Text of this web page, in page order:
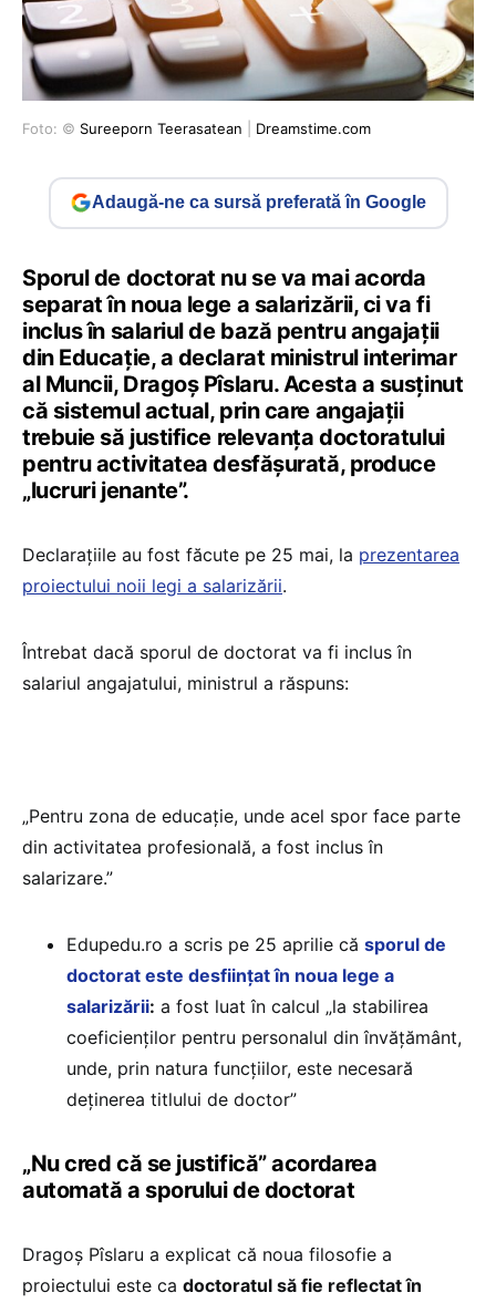
Foto: © Sureeporn Teerasatean Dreamstime.com
Adaugă-ne ca sursă preferată în Google
Sporul de doctorat nu se va mai acorda
separat în noua lege a salarizării, ci va fi
inclus în salariul de bază pentru angajații
din Educație, a declarat ministrul interimar
al Muncii, Dragoș Pîslaru. Acesta a susținut
că sistemul actual, prin care angajații
trebuie să justifice relevanța doctoratului
pentru activitatea desfășurată, produce
„lucruri jenante”.
Declarațiile au fost făcute pe 25 mai, la prezentarea
proiectului noii legi a salarizării.
Întrebat dacă sporul de doctorat va fi inclus în
salariul angajatului, ministrul a răspuns:
„Pentru zona de educație, unde acel spor face parte
din activitatea profesională, a fost inclus în
salarizare.”
Edupedu.ro a scris pe 25 aprilie că sporul de
doctorat este desființat în noua lege a
salarizării: a fost luat în calcul „la stabilirea
coeficienților pentru personalul din învățământ,
unde, prin natura funcțiilor, este necesară
deținerea titlului de doctor”
„Nu cred că se justifică” acordarea
automată a sporului de doctorat
Dragoș Pîslaru a explicat că noua filosofie a
proiectului este ca doctoratul să fie reflectat în